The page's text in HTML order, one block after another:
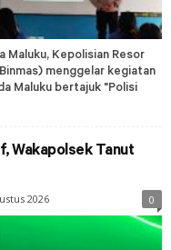
Kepolisian Resor
menggelar kegiatan
Maluku bertajuk "Polisi
Wakapolsek Tanut
2026 0